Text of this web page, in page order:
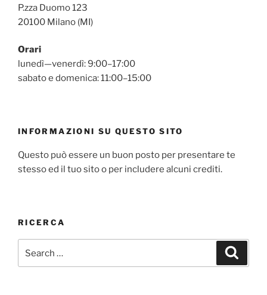
P.zza Duomo 123
20100 Milano (MI)
Orari
lunedì—venerdì: 9:00–17:00
sabato e domenica: 11:00–15:00
INFORMAZIONI SU QUESTO SITO
Questo può essere un buon posto per presentare te
stesso ed il tuo sito o per includere alcuni crediti.
RICERCA